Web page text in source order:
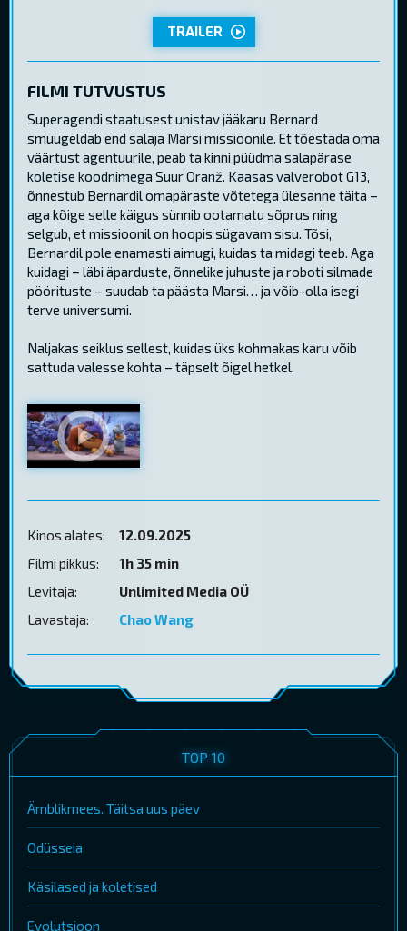
TRAILER
FILMI TUTVUSTUS
Superagendi staatusest unistav jääkaru Bernard
smuugeldab end salaja Marsi missioonile. Et tõestada oma
väärtust agentuurile, peab ta kinni püüdma salapärase
koletise koodnimega Suur Oranž. Kaasas valverobot G13,
õnnestub Bernardil omapäraste võtetega ülesanne täita –
aga kõige selle käigus sünnib ootamatu sõprus ning
selgub, et missioonil on hoopis sügavam sisu. Tõsi,
Bernardil pole enamasti aimugi, kuidas ta midagi teeb. Aga
kuidagi – läbi äparduste, õnnelike juhuste ja roboti silmade
pöörituste – suudab ta päästa Marsi… ja võib-olla isegi
terve universumi.
Naljakas seiklus sellest, kuidas üks kohmakas karu võib
sattuda valesse kohta – täpselt õigel hetkel.
Kinos alates:
12.09.2025
Filmi pikkus:
1h 35 min
Levitaja:
Unlimited Media OÜ
Lavastaja:
Chao Wang
TOP 10
Ämblikmees. Täitsa uus päev
Odüsseia
Käsilased ja koletised
Evolutsioon